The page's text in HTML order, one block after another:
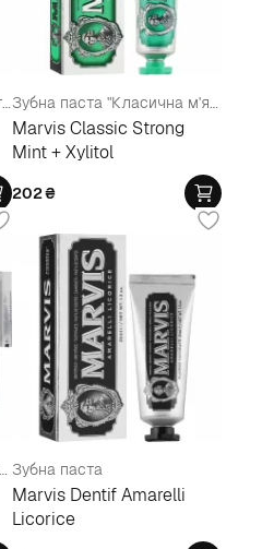
Зубна паста "Морська М'ята" Зубна паста "Класична м'ята" з ксилитолом
Marvis Classic Strong
Mint + Xylitol
202₴
Зубна паста "М'ята та імбир", з ксилітом Зубна паста
Marvis Dentif Amarelli
Licorice